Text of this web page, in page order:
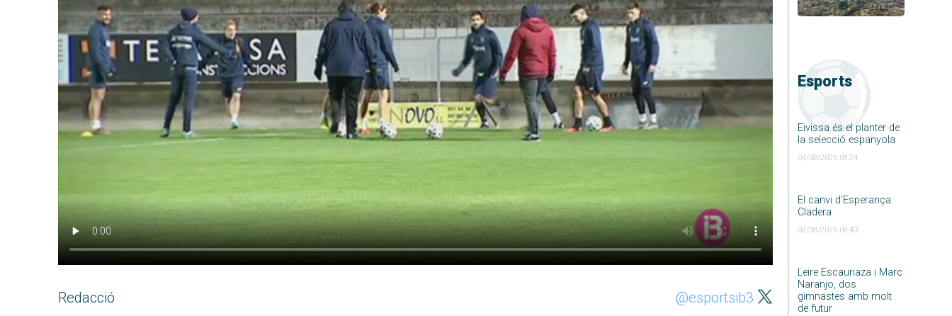
Esports
Eivissa és el planter de
la selecció espanyola
04/08/2026 08:24
El canvi d’Esperança
Cladera
02/08/2026 08:43
Leire Escauriaza i Marc
Naranjo, dos
gimnastes amb molt
de futur
Redacció @esportsib3